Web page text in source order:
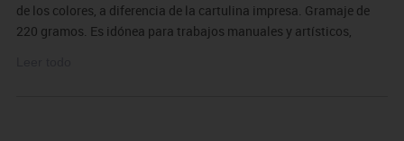
de los colores, a diferencia de la cartulina impresa. Gramaje de
220 gramos. Es idónea para trabajos manuales y artísticos,